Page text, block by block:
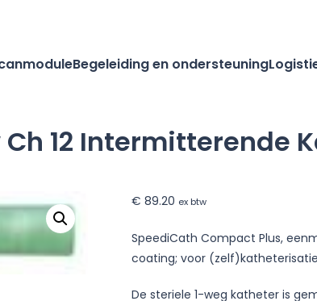
Begeleiding en ondersteuning
12 Intermitterende
€ 89.20 ex btw
SpeediCath Compact Plus,
coating; voor
De steriele 1-weg katheter is